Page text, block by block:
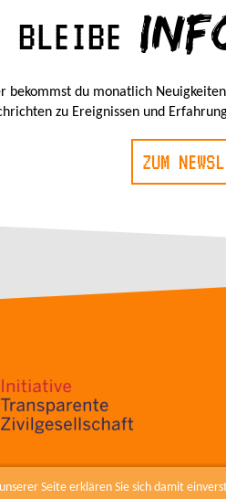
Seite erklären Sie sich damit
BLEIBE
bekommst du monatlich
zu Ereignissen und
ZUM